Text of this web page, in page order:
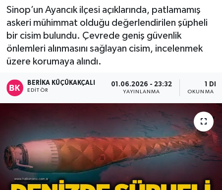
Sinop’un Ayancık ilçesi açıklarında, patlamamış
askeri mühimmat olduğu değerlendirilen şüpheli
bir cisim bulundu. Çevrede geniş güvenlik
önlemleri alınmasını sağlayan cisim, incelenmek
üzere korumaya alındı.
BERIKA KÜÇÜKAKÇALI
EDITÖR
01.06.2026 - 23:32
YAYINLANMA
1 DK
OKUNMA
Asayiş
Bartın
Karabük
Devrek
ÇEVRE
BİLİM VE TEKNOLOJİ
DUNYA
Son Dakika Haberleri
Haber Arşivi